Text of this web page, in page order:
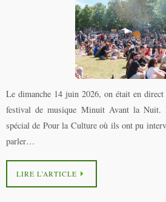
Le dimanche 14 juin 2026, on était en
festival de musique Minuit Avant la Nuit.
spécial de Pour la Culture où ils ont pu
parler…
LIRE L’ARTICLE